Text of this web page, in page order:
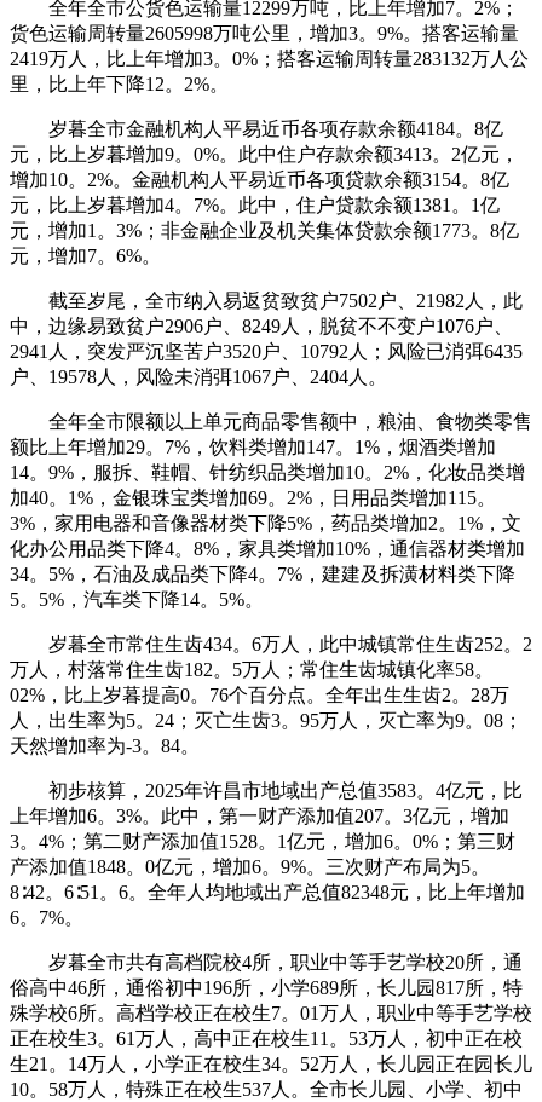
全年全市公货色运输量12299万吨，比上年增加7。2%；
货色运输周转量2605998万吨公里，增加3。9%。搭客运输量
2419万人，比上年增加3。0%；搭客运输周转量283132万人公
里，比上年下降12。2%。
岁暮全市金融机构人平易近币各项存款余额4184。8亿
元，比上岁暮增加9。0%。此中住户存款余额3413。2亿元，
增加10。2%。金融机构人平易近币各项贷款余额3154。8亿
元，比上岁暮增加4。7%。此中，住户贷款余额1381。1亿
元，增加1。3%；非金融企业及机关集体贷款余额1773。8亿
元，增加7。6%。
截至岁尾，全市纳入易返贫致贫户7502户、21982人，此
中，边缘易致贫户2906户、8249人，脱贫不不变户1076户、
2941人，突发严沉坚苦户3520户、10792人；风险已消弭6435
户、19578人，风险未消弭1067户、2404人。
全年全市限额以上单元商品零售额中，粮油、食物类零售
额比上年增加29。7%，饮料类增加147。1%，烟酒类增加
14。9%，服拆、鞋帽、针纺织品类增加10。2%，化妆品类增
加40。1%，金银珠宝类增加69。2%，日用品类增加115。
3%，家用电器和音像器材类下降5%，药品类增加2。1%，文
化办公用品类下降4。8%，家具类增加10%，通信器材类增加
34。5%，石油及成品类下降4。7%，建建及拆潢材料类下降
5。5%，汽车类下降14。5%。
岁暮全市常住生齿434。6万人，此中城镇常住生齿252。2
万人，村落常住生齿182。5万人；常住生齿城镇化率58。
02%，比上岁暮提高0。76个百分点。全年出生生齿2。28万
人，出生率为5。24；灭亡生齿3。95万人，灭亡率为9。08；
天然增加率为-3。84。
初步核算，2025年许昌市地域出产总值3583。4亿元，比
上年增加6。3%。此中，第一财产添加值207。3亿元，增加
3。4%；第二财产添加值1528。1亿元，增加6。0%；第三财
产添加值1848。0亿元，增加6。9%。三次财产布局为5。
8∶42。6∶51。6。全年人均地域出产总值82348元，比上年增加
6。7%。
岁暮全市共有高档院校4所，职业中等手艺学校20所，通
俗高中46所，通俗初中196所，小学689所，长儿园817所，特
殊学校6所。高档学校正在校生7。01万人，职业中等手艺学校
正在校生3。61万人，高中正在校生11。53万人，初中正在校
生21。14万人，小学正在校生34。52万人，长儿园正在园长儿
10。58万人，特殊正在校生537人。全市长儿园、小学、初中